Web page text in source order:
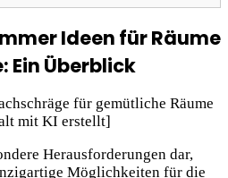
Ideen für Räume
Ein Überblick
Herausforderungen dar,
Möglichkeiten für die